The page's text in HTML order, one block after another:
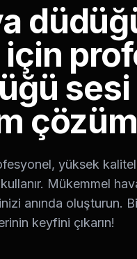
yüksek
Mükemmel
anında oluşturun.
keyfini çıkarın!